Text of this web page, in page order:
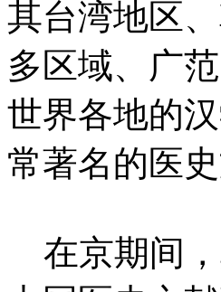
其台湾地区
多区域、广
世界各地的
常著名的医
在京期间，